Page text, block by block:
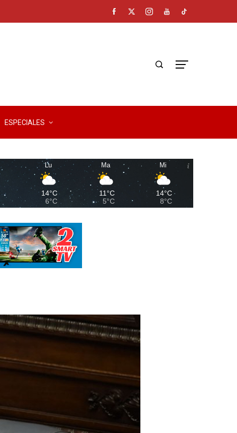
ESPECIALES
Lu
14°C
6°C
Ma
11°C
5°C
Mi
14°C
8°C